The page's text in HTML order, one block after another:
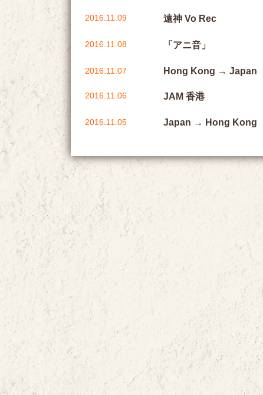
2016.11.09 遠神 Vo Rec
2016.11.08 「アニ音」
2016.11.07 Hong Kong → Japan
2016.11.06 JAM 香港
2016.11.05 Japan → Hong Kong